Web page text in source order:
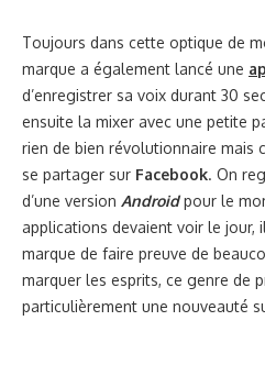
Toujours dans cette optique de
marque a également lancé une
d’enregistrer sa voix durant 30
ensuite la mixer avec une petite
rien de bien révolutionnaire mais
se partager sur Facebook. On
d’une version Androidpour le
applications devaient voir le jour,
marque de faire preuve de
marquer les esprits, ce genre de
particulièrement une nouveauté